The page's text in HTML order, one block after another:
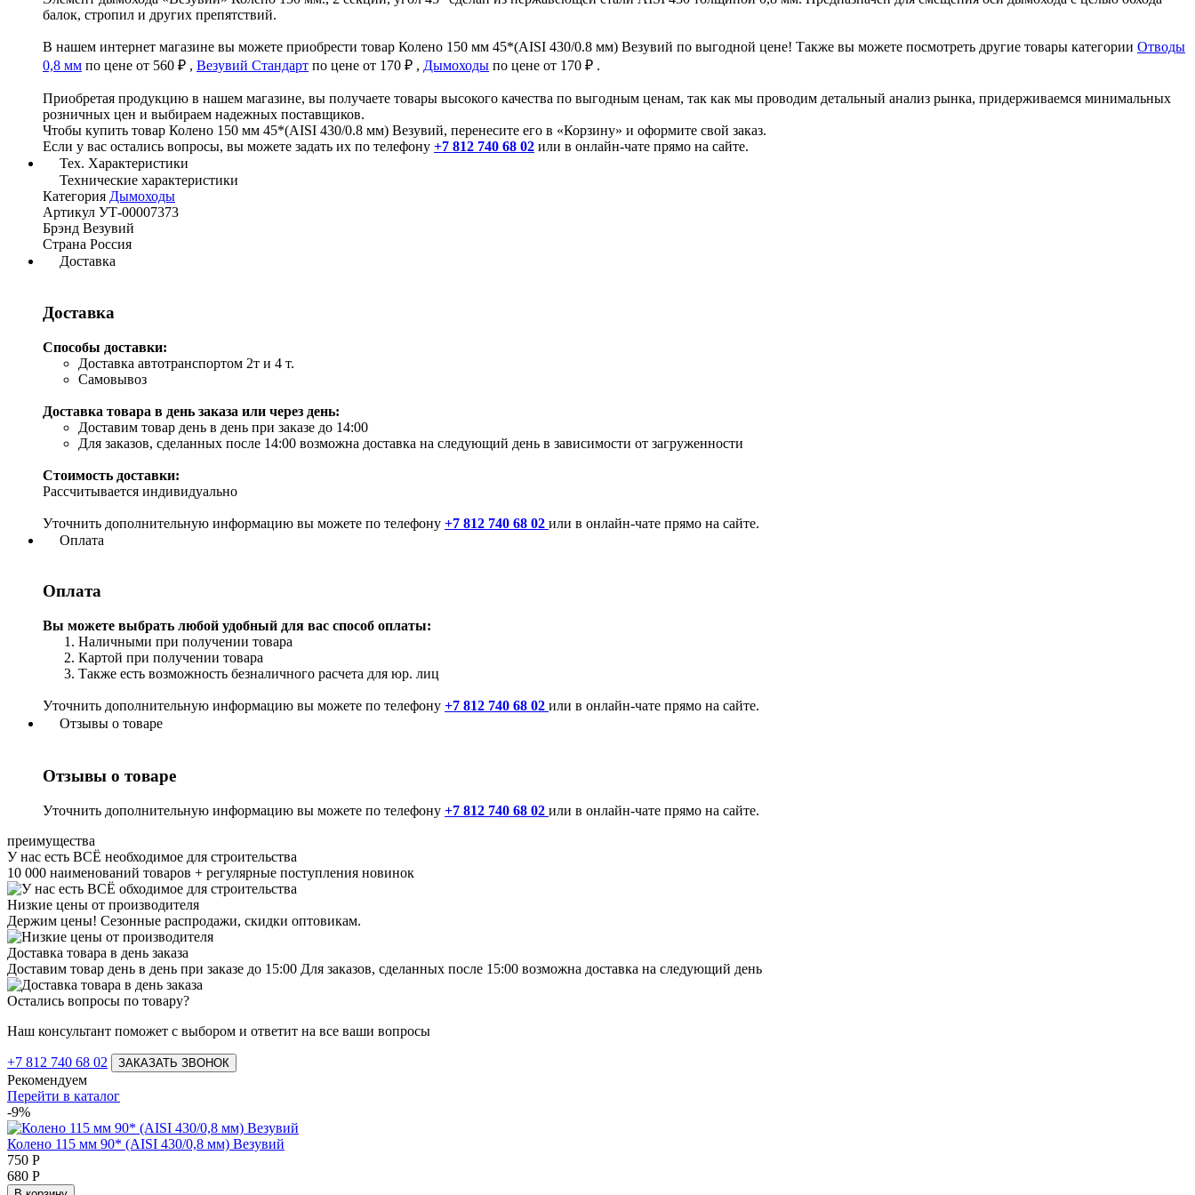
балок, стропил и других препятствий.
В нашем интернет магазине вы можете приобрести товар Колено 150 мм 45*(AISI 430/0.8 мм) Везувий по выгодной цене! Также вы можете посмотреть другие товары категории Отводы
0,8 мм по цене от 560 ₽ , Везувий Стандарт по цене от 170 ₽ , Дымоходы по цене от 170 ₽ .
Приобретая продукцию в нашем магазине, вы получаете товары высокого качества по выгодным ценам, так как мы проводим детальный анализ рынка, придерживаемся минимальных
розничных цен и выбираем надежных поставщиков.
Чтобы купить товар Колено 150 мм 45*(AISI 430/0.8 мм) Везувий, перенесите его в «Корзину» и оформите свой заказ.
Если у вас остались вопросы, вы можете задать их по телефону +7 812 740 68 02 или в онлайн-чате прямо на сайте.
Тех. Характеристики
Технические характеристики
Категория Дымоходы
Артикул УТ-00007373
Брэнд Везувий
Страна Россия
Доставка
Доставка
Способы доставки:
Доставка автотранспортом 2т и 4 т.
Самовывоз
Доставка товара в день заказа или через день:
Доставим товар день в день при заказе до 14:00
Для заказов, сделанных после 14:00 возможна доставка на следующий день в зависимости от загруженности
Стоимость доставки:
Рассчитывается индивидуально
Уточнить дополнительную информацию вы можете по телефону +7 812 740 68 02 или в онлайн-чате прямо на сайте.
Оплата
Оплата
Вы можете выбрать любой удобный для вас способ оплаты:
Наличными при получении товара
Картой при получении товара
Также есть возможность безналичного расчета для юр. лиц
Уточнить дополнительную информацию вы можете по телефону +7 812 740 68 02 или в онлайн-чате прямо на сайте.
Отзывы о товаре
Отзывы о товаре
Уточнить дополнительную информацию вы можете по телефону +7 812 740 68 02 или в онлайн-чате прямо на сайте.
преимущества
У нас есть ВСЁ необходимое для строительства
10 000 наименований товаров + регулярные поступления новинок
Низкие цены от производителя
Держим цены! Сезонные распродажи, скидки оптовикам.
Доставка товара в день заказа
Доставим товар день в день при заказе до 15:00 Для заказов, сделанных после 15:00 возможна доставка на следующий день
Остались вопросы по товару?
Наш консультант поможет с выбором и ответит на все ваши вопросы
+7 812 740 68 02 ЗАКАЗАТЬ ЗВОНОК
Рекомендуем
Перейти в каталог
-9%
Колено 115 мм 90* (AISI 430/0,8 мм) Везувий
750 Р
680 Р